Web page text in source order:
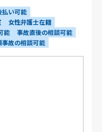
払い可能
女性弁護士在籍
能
事故直後の相談可能
事故の相談可能